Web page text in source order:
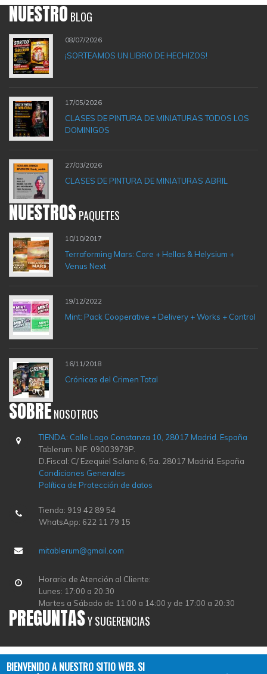
NUESTROBLOG
08/07/2026
¡SORTEAMOS UN LIBRO DE HECHIZOS!
17/05/2026
CLASES DE PINTURA DE MINIATURAS TODOS LOS
DOMINIGOS
27/03/2026
CLASES DE PINTURA DE MINIATURAS ABRIL
NUESTROSPAQUETES
10/10/2017
Terraforming Mars: Core + Hellas & Helysium +
Venus Next
19/12/2022
Mint: Pack Cooperative + Delivery + Works + Control
16/11/2018
Crónicas del Crimen Total
SOBRENOSOTROS
TIENDA: Calle Lago Constanza 10, 28017 Madrid. España
Tablerum. NIF: 09003979P.
D.Fiscal: C/ Ezequiel Solana 6, 5a. 28017 Madrid. España
Condiciones Generales
Política de Protección de datos
Tienda: 919 42 89 54
WhatsApp: 622 11 79 15
mitablerum@gmail.com
Horario de Atención al Cliente:
Lunes: 17:00 a 20:30
Martes a Sábado de 11:00 a 14:00 y de 17:00 a 20:30
PREGUNTASY SUGERENCIAS
BIENVENIDO A NUESTRO SITIO WEB. SI